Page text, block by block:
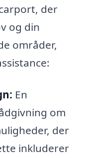
der
og din
områder,
En
om
der
inkluderer